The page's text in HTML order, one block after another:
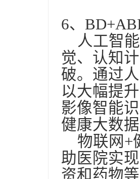
6、
人工智能
觉、认知
破。通过
以大幅提
影像智能
健康大数
物联网 +
助医院实
资和药物等